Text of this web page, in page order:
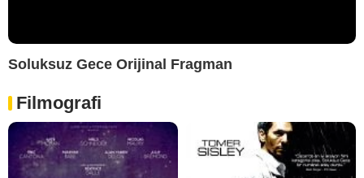
Soluksuz Gece Orijinal Fragman
Filmografi